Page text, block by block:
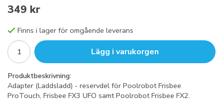
349 kr
Finns i lager för omgående leverans
Lägg i varukorgen
Produktbeskrivning:
Adapter (Laddsladd) - reservdel för Poolrobot Frisbee
ProTouch, Frisbee FX3 UFO samt Poolrobot Frisbee FX2.